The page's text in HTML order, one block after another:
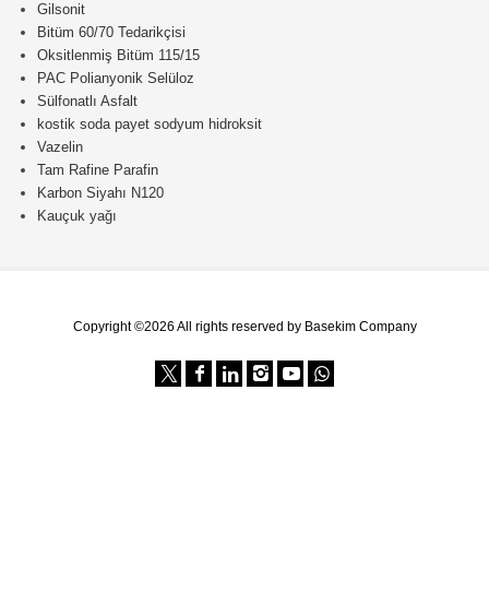
Gilsonit
Bitüm 60/70 Tedarikçisi
Oksitlenmiş Bitüm 115/15
PAC Polianyonik Selüloz
Sülfonatlı Asfalt
kostik soda payet sodyum hidroksit
Vazelin
Tam Rafine Parafin
Karbon Siyahı N120
Kauçuk yağı
Copyright ©2026 All rights reserved by Basekim Company